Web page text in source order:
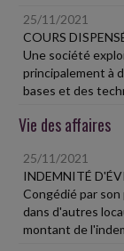
25/11/2021
COURS
Une société
principalement à
bases et des
Vie des affaires
25/11/2021
INDEMNITÉ
Congédié par
dans d'autres
montant de